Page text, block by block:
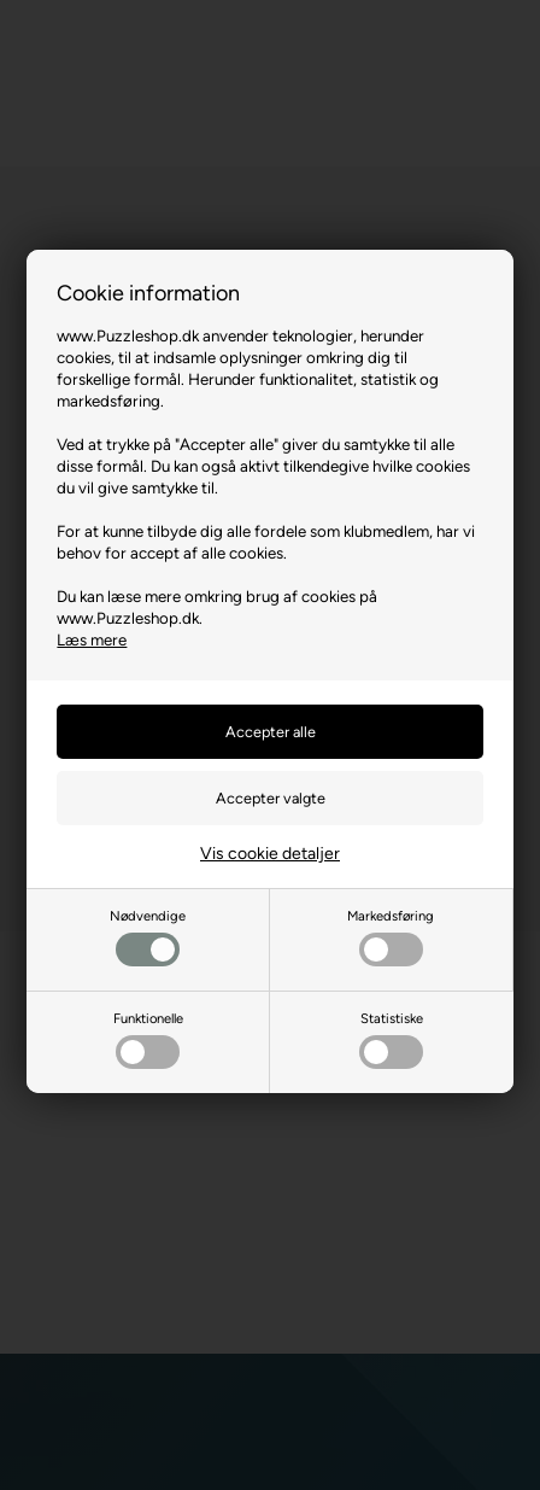
Cookie information
www.Puzzleshop.dk anvender teknologier, herunder
cookies, til at indsamle oplysninger omkring dig til
forskellige formål. Herunder funktionalitet, statistik og
markedsføring.
Ved at trykke på "Accepter alle" giver du samtykke til alle
disse formål. Du kan også aktivt tilkendegive hvilke cookies
du vil give samtykke til.
For at kunne tilbyde dig alle fordele som klubmedlem, har vi
behov for accept af alle cookies.
Du kan læse mere omkring brug af cookies på
www.Puzzleshop.dk.
Læs mere
Nødvendige Markedsføring
Funktionelle Statistiske
Vis cookie detaljer
Varenr.: 0724-72448
Producent
Antal brikker
1000
Længde i cm (ca.)
Bredde i cm (ca.)
49
Brikstørrelse i cm² (ca.)
Kunstner
Karen Burke
Producentadresse
Producent hjemmeside
masterpiecesinc.com
Advarsler